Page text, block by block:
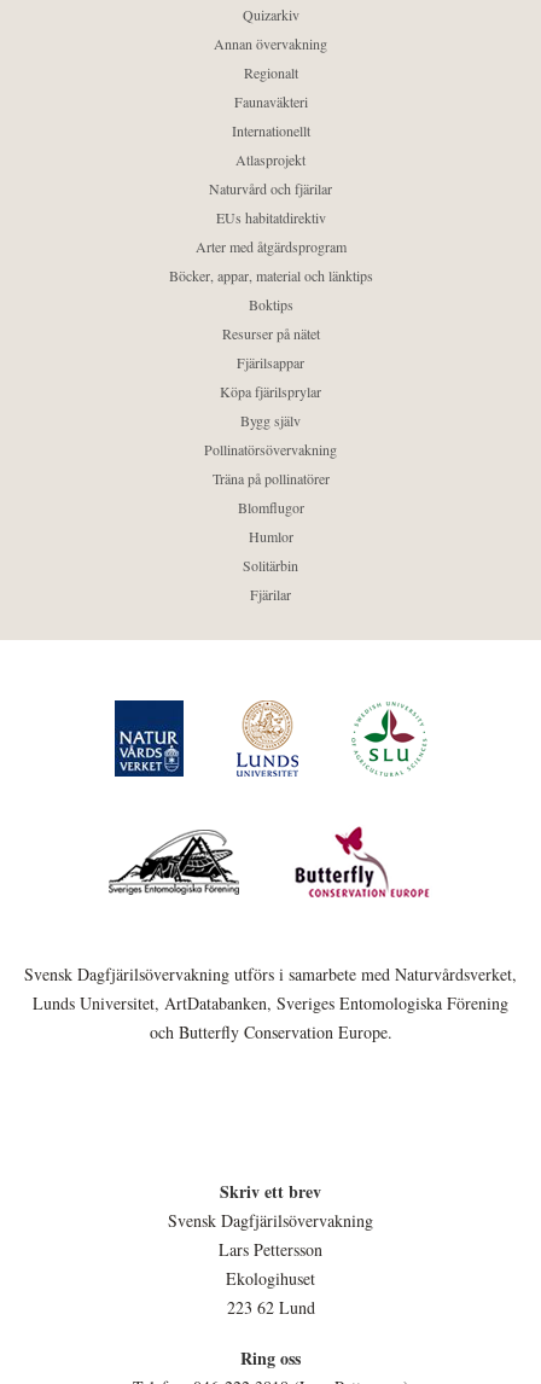
Quizarkiv
Annan övervakning
Regionalt
Faunaväkteri
Internationellt
Atlasprojekt
Naturvård och fjärilar
EUs habitatdirektiv
Arter med åtgärdsprogram
Böcker, appar, material och länktips
Boktips
Resurser på nätet
Fjärilsappar
Köpa fjärilsprylar
Bygg själv
Pollinatörsövervakning
Träna på pollinatörer
Blomflugor
Humlor
Solitärbin
Fjärilar
Svensk Dagfjärilsövervakning utförs i samarbete med Naturvårdsverket,
Lunds Universitet, ArtDatabanken, Sveriges Entomologiska Förening
och Butterfly Conservation Europe.
Skriv ett brev
Svensk Dagfjärilsövervakning
Lars Pettersson
Ekologihuset
223 62 Lund
Ring oss